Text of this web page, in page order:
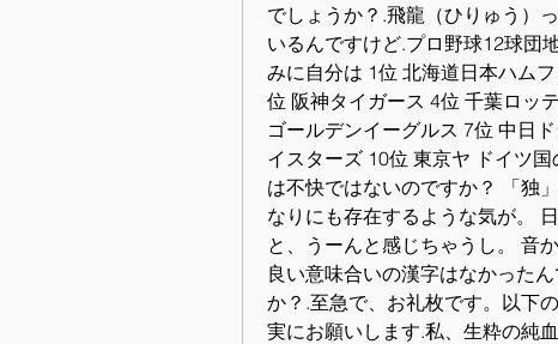
でしょうか？.飛龍（ひりゅう）
いるんですけど.プロ野球12球団
みに自分は 1位 北海道日本ハム
位 阪神タイガース 4位 千葉ロッ
ゴールデンイーグルス 7位 中日
イスターズ 10位 東京ヤ ドイツ
は不快ではないのですか？ 「独
なりにも存在するような気が。
と、うーんと感じちゃうし。 音
良い意味合いの漢字はなかった
か？.至急で、お礼枚です。以下
実にお願いします.私、生粋の純